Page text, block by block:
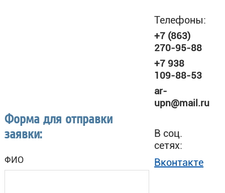
Форма для отправки
заявки:
ФИО
Телефоны:
+7 (863)
270-95-88
+7 938
109-88-53
ar-
upn@mail.ru
В соц.
сетях:
Вконтакте